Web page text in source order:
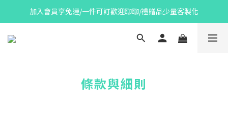
加入會員享免運/一件可訂歡迎聊聊/禮贈品少量客製化
條款與細則